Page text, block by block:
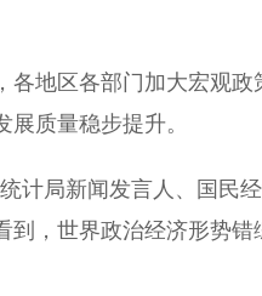
地区各部门加大宏观政
质量稳步提升。
计局新闻发言人、国民
到，世界政治经济形势错